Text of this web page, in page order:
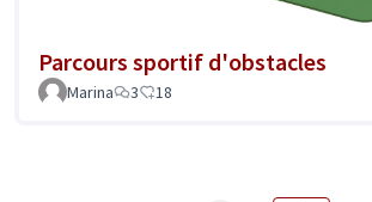
Parcours sportif d'obstacles
Marina
3 18